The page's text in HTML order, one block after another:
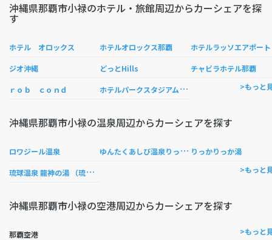
沖縄県那覇市小禄のホテル・旅館周辺からカーシェアを探
す
ホテル オロックス ホテルオロックス那覇 ホテルラッソエアポート
ジオ沖縄 どっとHills チャビラホテル那覇
ｒｏｂ ｃｏｎｄ ホ
テルパークスタジアム那覇 >もっと
沖縄県那覇市小禄の温泉周辺からカーシェアを探す
ロワジール温泉 ゆ
んたくあしび温泉りっかりっか湯 りっかりっか湯
琉
球温泉 龍神の湯 （琉球温泉 瀬長島ホテル） >もっと
沖縄県那覇市小禄の空港周辺からカーシェアを探す
那覇空港 >もっと